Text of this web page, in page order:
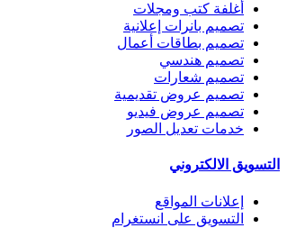
أغلفة كتب ومجلات
تصميم بانرات إعلانية
تصميم بطاقات أعمال
تصميم هندسي
تصميم شعارات
تصميم عروض تقديمية
تصميم عروض فيديو
خدمات تعديل الصور
التسويق الالكتروني
إعلانات المواقع
التسويق على انستغرام